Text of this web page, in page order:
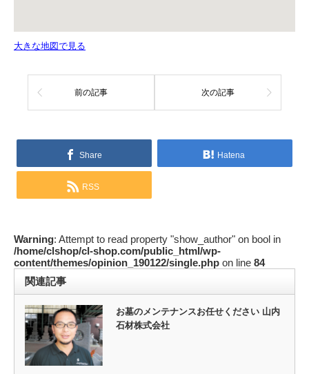
大きな地図で見る
前の記事 次の記事
Share Hatena
RSS
Warning: Attempt to read property "show_author" on bool in
/home/clshop/cl-shop.com/public_html/wp-
content/themes/opinion_190122/single.php on line 84
関連記事
お墓のメンテナンスお任せください 山内
石材株式会社